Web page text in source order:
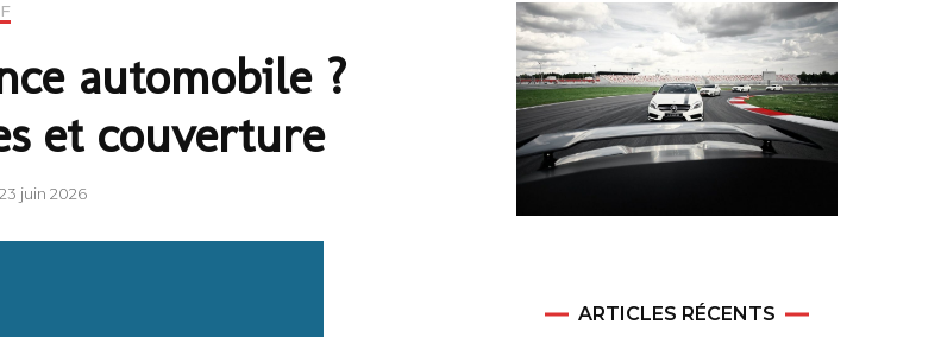
automobile ?
et couverture
23 juin 2026
ARTICLES RÉCENTS